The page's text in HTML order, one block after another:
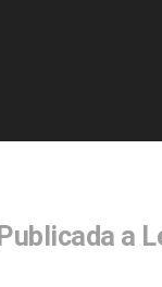
Publicada a